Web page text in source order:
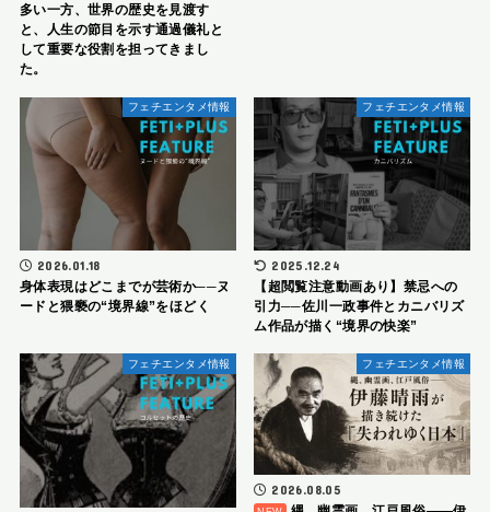
多い一方、世界の歴史を見渡す
と、人生の節目を示す通過儀礼と
して重要な役割を担ってきまし
た。
フェチエンタメ情報
2026.01.18
身体表現はどこまでが芸術か──ヌ
ードと猥褻の“境界線”をほどく
フェチエンタメ情報
2025.12.24
【超閲覧注意動画あり】禁忌への
引力──佐川一政事件とカニバリズ
ム作品が描く“境界の快楽”
フェチエンタメ情報 フェチエンタメ情報
2026.08.05